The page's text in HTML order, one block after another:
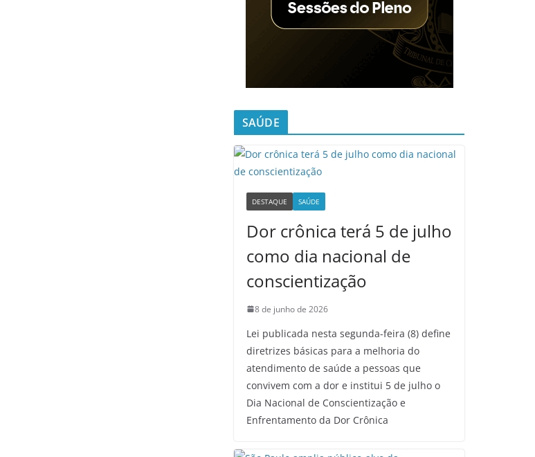
SAÚDE
DESTAQUE SAÚDE
Dor crônica terá 5 de julho
como dia nacional de
conscientização
8 de junho de 2026
Lei publicada nesta segunda-feira (8) define
diretrizes básicas para a melhoria do
atendimento de saúde a pessoas que
convivem com a dor e institui 5 de julho o
Dia Nacional de Conscientização e
Enfrentamento da Dor Crônica